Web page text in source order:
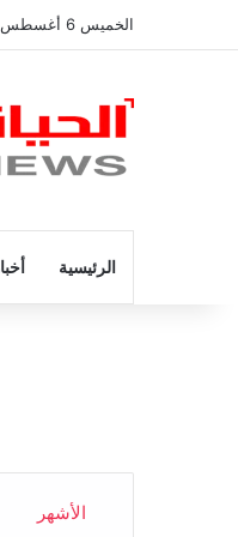
الخميس 6 أغسطس 2026
الرئيسية
الأشهر